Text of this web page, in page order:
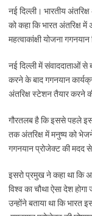
नई दिल्ली। भारतीय
को कहा कि भारत अंतरिक्ष
महत्वाकांक्षी योजना
नई दिल्ली में संवाददाताओं से
करने के बाद गगनयान
अंतरिक्ष स्टेशन तैयार करने
गौरतलब है कि इससे पहले
तक अंतरिक्ष में मनुष्य को
गगनयान प्रोजेक्ट की मदद
इसरो प्रमुख ने कहा था कि
विश्व का चौथा ऐसा देश
उन्होंने बताया था कि